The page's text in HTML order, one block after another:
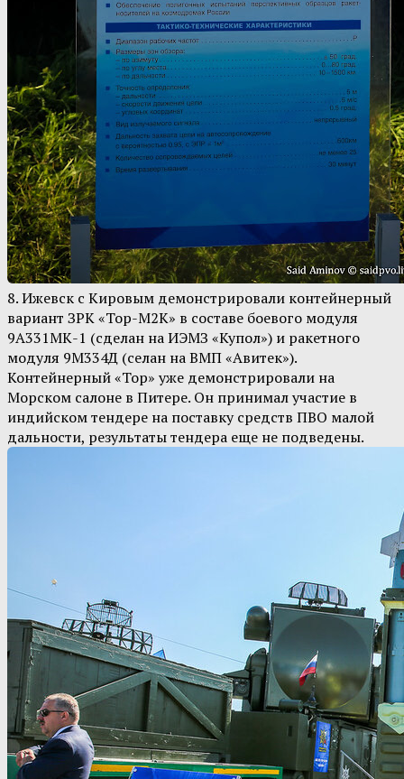
8. Ижевск с Кировым демонстрировали контейнерный
вариант ЗРК «Тор-М2К» в составе боевого модуля
9А331МК-1 (сделан на ИЭМЗ «Купол») и ракетного
модуля 9М334Д (селан на ВМП «Авитек»).
Контейнерный «Тор» уже демонстрировали на
Морском салоне в Питере. Он принимал участие в
индийском тендере на поставку средств ПВО малой
дальности, результаты тендера еще не подведены.